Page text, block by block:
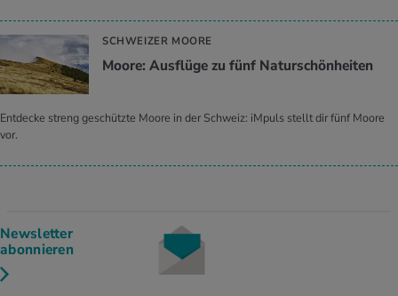
SCHWEIZER MOORE
Moore: Ausflüge zu fünf Naturschönheiten
Entdecke streng geschützte Moore in der Schweiz: iMpuls stellt dir fünf Moore
vor.
Newsletter
abonnieren